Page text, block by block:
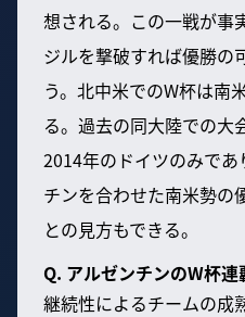
想される。この一戦が事
ジルを撃破すれば優勝の
う。北中米でのW杯は南
る。過去の同大陸での大
2014年のドイツのみで
チンを合わせた南米勢の
との見方もできる。
Q. アルゼンチンのW杯連
継続性によるチームの成